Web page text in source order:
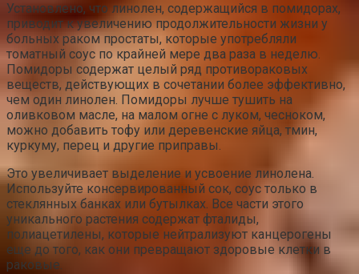
Установлено, что линолен, содержащийся в помидорах,
приводит к увеличению продолжительности жизни у
больных раком простаты, которые употребляли
томатный соус по крайней мере два раза в неделю.
Помидоры содержат целый ряд противораковых
веществ, действующих в сочетании более эффективно,
чем один линолен. Помидоры лучше тушить на
оливковом масле, на малом огне с луком, чесноком,
можно добавить тофу или деревенские яйца, тмин,
куркуму, перец и другие приправы.
Это увеличивает выделение и усвоение линолена.
Используйте консервированный сок, соус только в
стеклянных банках или бутылках. Все части этого
уникального растения содержат фталиды,
полиацетилены, которые нейтрализуют канцерогены
еще до того, как они превращают здоровые клетки в
раковые.